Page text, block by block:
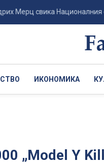
свика Националния съвет
ИКОНОМИКА
„Model Y